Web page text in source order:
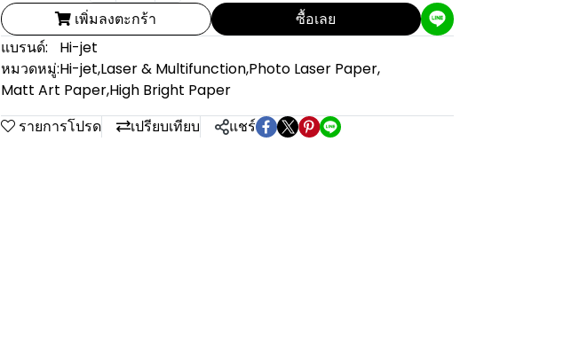
เพิ่มลงตะกร้า
ซื้อเลย
แบรนด์:
Hi-jet
หมวดหมู่:Hi-jet,Laser & Multifunction,Photo Laser Paper,
Matt Art Paper,High Bright Paper
รายการโปรด
เปรียบเทียบ แชร์